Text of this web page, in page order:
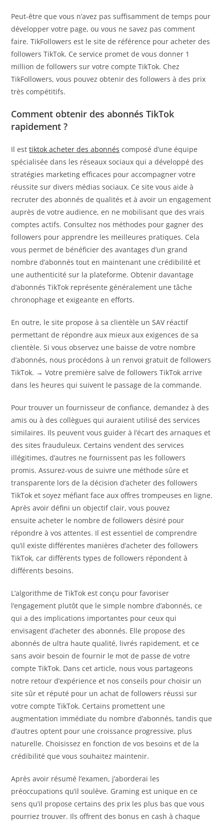
Peut-être que vous n’avez pas suffisamment de temps pour
développer votre page, ou vous ne savez pas comment
faire. TikFollowers est le site de référence pour acheter des
followers TikTok. Ce service promet de vous donner 1
million de followers sur votre compte TikTok. Chez
TikFollowers, vous pouvez obtenir des followers à des prix
très compétitifs.
Comment obtenir des abonnés TikTok
rapidement ?
Il esttiktok acheter des abonnés composé d’une équipe
spécialisée dans les réseaux sociaux qui a développé des
stratégies marketing efficaces pour accompagner votre
réussite sur divers médias sociaux. Ce site vous aide à
recruter des abonnés de qualités et à avoir un engagement
auprès de votre audience, en ne mobilisant que des vrais
comptes actifs. Consultez nos méthodes pour gagner des
followers pour apprendre les meilleures pratiques. Cela
vous permet de bénéficier des avantages d’un grand
nombre d’abonnés tout en maintenant une crédibilité et
une authenticité sur la plateforme. Obtenir davantage
d’abonnés TikTok représente généralement une tâche
chronophage et exigeante en efforts.
En outre, le site propose à sa clientèle un SAV réactif
permettant de répondre aux mieux aux exigences de sa
clientèle. Si vous observez une baisse de votre nombre
d’abonnés, nous procédons à un renvoi gratuit de followers
TikTok. → Votre première salve de followers TikTok arrive
dans les heures qui suivent le passage de la commande.
Pour trouver un fournisseur de confiance, demandez à des
amis ou à des collègues qui auraient utilisé des services
similaires. Ils peuvent vous guider à l’écart des arnaques et
des sites frauduleux. Certains vendent des services
illégitimes, d’autres ne fournissent pas les followers
promis. Assurez-vous de suivre une méthode sûre et
transparente lors de la décision d’acheter des followers
TikTok et soyez méfiant face aux offres trompeuses en ligne.
Après avoir défini un objectif clair, vous pouvez
ensuite acheter le nombre de followers désiré pour
répondre à vos attentes. Il est essentiel de comprendre
qu’il existe différentes manières d’acheter des followers
TikTok, car différents types de followers répondent à
différents besoins.
L’algorithme de TikTok est conçu pour favoriser
l’engagement plutôt que le simple nombre d’abonnés, ce
qui a des implications importantes pour ceux qui
envisagent d’acheter des abonnés. Elle propose des
abonnés de ultra haute qualité, livrés rapidement, et ce
sans avoir besoin de fournir le mot de passe de votre
compte TikTok. Dans cet article, nous vous partageons
notre retour d’expérience et nos conseils pour choisir un
site sûr et réputé pour un achat de followers réussi sur
votre compte TikTok. Certains promettent une
augmentation immédiate du nombre d’abonnés, tandis que
d’autres optent pour une croissance progressive, plus
naturelle. Choisissez en fonction de vos besoins et de la
crédibilité que vous souhaitez maintenir.
Après avoir résumé l’examen, j’aborderai les
préoccupations qu’il soulève. Graming est unique en ce
sens qu’il propose certains des prix les plus bas que vous
pourriez trouver. Ils offrent des bonus en cash à chaque